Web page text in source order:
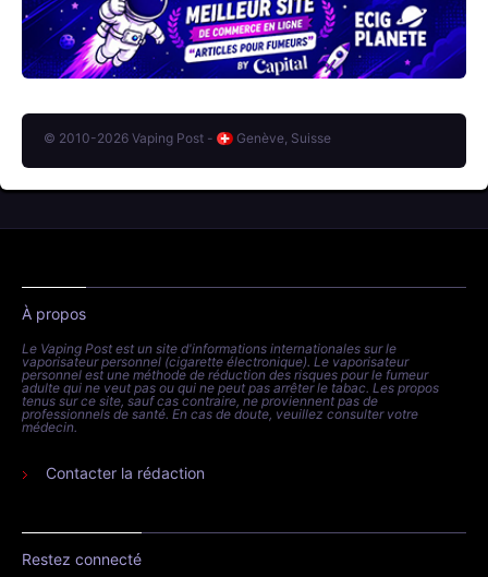
© 2010-2026 Vaping Post - Genève, Suisse
À propos
Le Vaping Post est un site d'informations internationales sur le
vaporisateur personnel (cigarette électronique). Le vaporisateur
personnel est une méthode de réduction des risques pour le fumeur
adulte qui ne veut pas ou qui ne peut pas arrêter le tabac. Les propos
tenus sur ce site, sauf cas contraire, ne proviennent pas de
professionnels de santé. En cas de doute, veuillez consulter votre
médecin.
Contacter la rédaction
Restez connecté